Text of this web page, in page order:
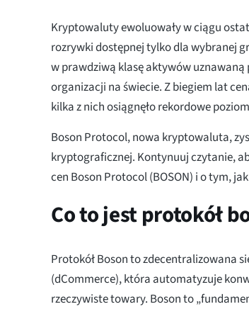
Kryptowaluty ewoluowały w ciągu
rozrywki dostępnej tylko dla wybranej
w prawdziwą klasę aktywów uznawaną
organizacji na świecie. Z biegiem lat
kilka z nich osiągnęło rekordowe
Boson Protocol, nowa kryptowaluta,
kryptograficznej. Kontynuuj czytanie,
cen Boson Protocol (BOSON) i o tym,
Co to jest protokół
Protokół Boson to zdecentralizowana
(dCommerce), która automatyzuje
rzeczywiste towary. Boson to